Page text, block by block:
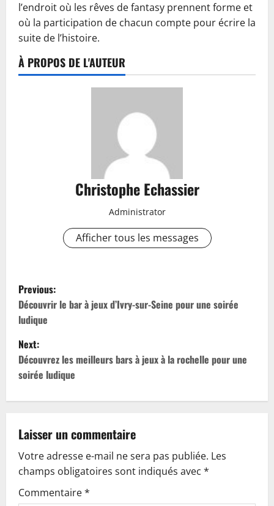
l’endroit où les rêves de fantasy prennent forme et
où la participation de chacun compte pour écrire la
suite de l’histoire.
À PROPOS DE L'AUTEUR
Christophe Echassier
Administrator
Afficher tous les messages
P
o
s
t
n
v
i
g
Previous:
Découvrir le bar à jeux d’Ivry-sur-Seine pour une soirée
ludique
Next:
Découvrez les meilleurs bars à jeux à la rochelle pour une
soirée ludique
Laisser un commentaire
Votre adresse e-mail ne sera pas publiée. Les
champs obligatoires sont indiqués avec *
Commentaire*